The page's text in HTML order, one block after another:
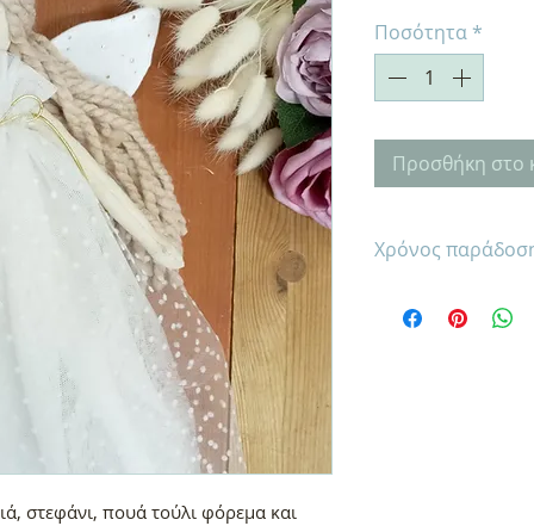
στεφάνι, πουά τούλι φόρεμα και
Ποσότητα*
Προσθήκη στο
Χρόνος